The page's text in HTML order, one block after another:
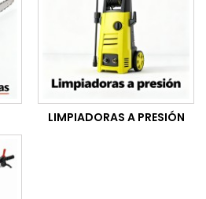
LIMPIADORAS A PRESIÓN